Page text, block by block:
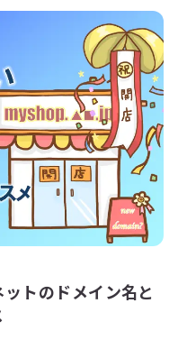
トのドメイン名と